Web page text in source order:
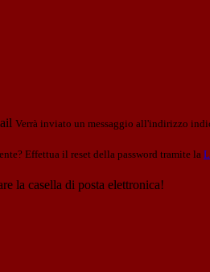
Verrà inviato un messaggio all'indirizzo
Effettua il reset della password tramite la
la casella di posta elettronica!